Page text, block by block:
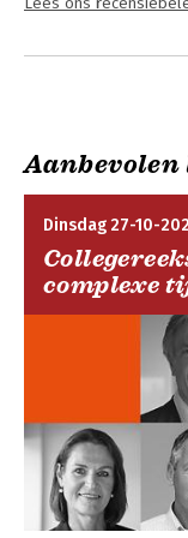
Aanbevolen
Dinsdag 27-10-
complexe